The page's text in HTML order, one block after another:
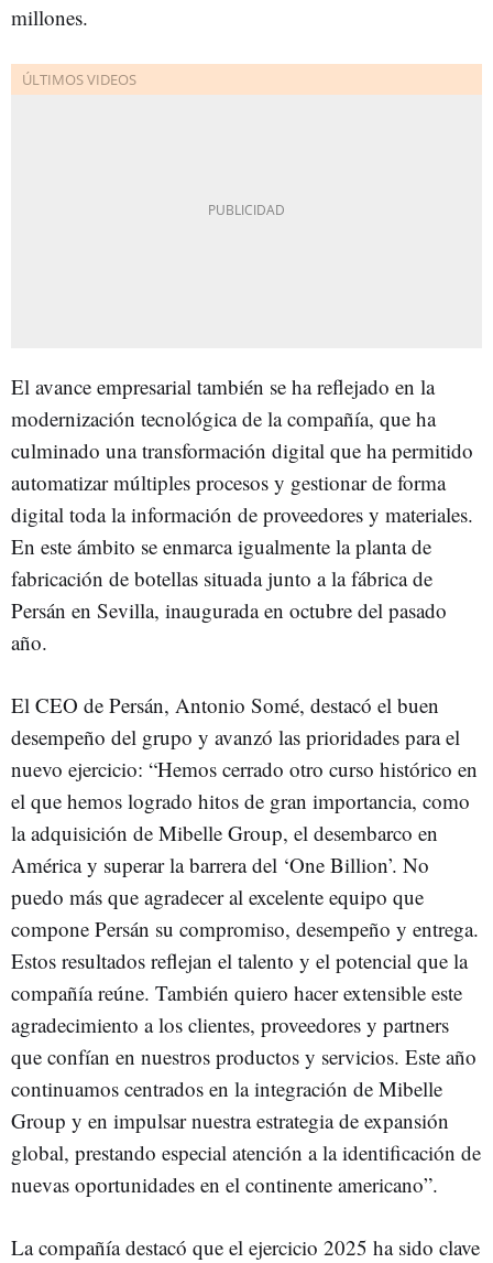
millones.
El avance empresarial también se ha reflejado en la
modernización tecnológica de la compañía, que ha
culminado una transformación digital que ha permitido
automatizar múltiples procesos y gestionar de forma
digital toda la información de proveedores y materiales.
En este ámbito se enmarca igualmente la planta de
fabricación de botellas situada junto a la fábrica de
Persán en Sevilla, inaugurada en octubre del pasado
año.
El CEO de Persán, Antonio Somé, destacó el buen
desempeño del grupo y avanzó las prioridades para el
nuevo ejercicio: “Hemos cerrado otro curso histórico en
el que hemos logrado hitos de gran importancia, como
la adquisición de Mibelle Group, el desembarco en
América y superar la barrera del ‘One Billion’. No
puedo más que agradecer al excelente equipo que
compone Persán su compromiso, desempeño y entrega.
Estos resultados reflejan el talento y el potencial que la
compañía reúne. También quiero hacer extensible este
agradecimiento a los clientes, proveedores y partners
que confían en nuestros productos y servicios. Este año
continuamos centrados en la integración de Mibelle
Group y en impulsar nuestra estrategia de expansión
global, prestando especial atención a la identificación de
nuevas oportunidades en el continente americano”.
La compañía destacó que el ejercicio 2025 ha sido clave